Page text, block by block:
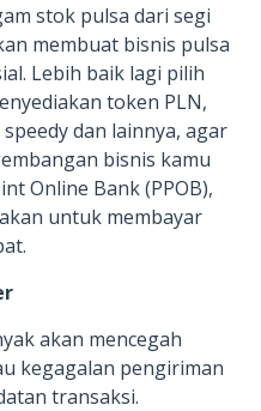
stok pulsa dari segi
membuat bisnis pulsa
Lebih baik lagi pilih
token PLN,
dan lainnya, agar
bisnis kamu
Online Bank (PPOB),
untuk membayar
akan mencegah
kegagalan pengiriman
transaksi.